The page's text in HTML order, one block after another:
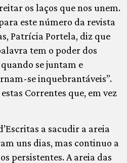
os laços que nos unem.
este número da revista
Patrícia Portela, diz que
tem o poder dos
se juntam e
se inquebrantáveis”.
Correntes que, em vez
a sacudir a areia
uns dias, mas continuo a
persistentes. A areia das